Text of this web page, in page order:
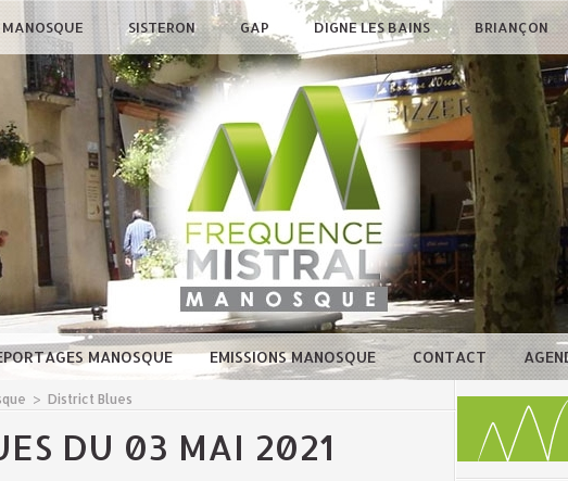
MANOSQUE SISTERON GAP DIGNE LES BAINS BRIANÇON
MANOSQUE EMISSIONS MANOSQUE CONTACT
> District Blues
DU 03 MAI 2021